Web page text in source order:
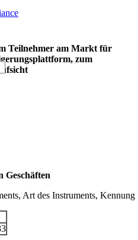
Teilnehmer am Markt für
zum
Geschäften
Art des Instruments, Kennung